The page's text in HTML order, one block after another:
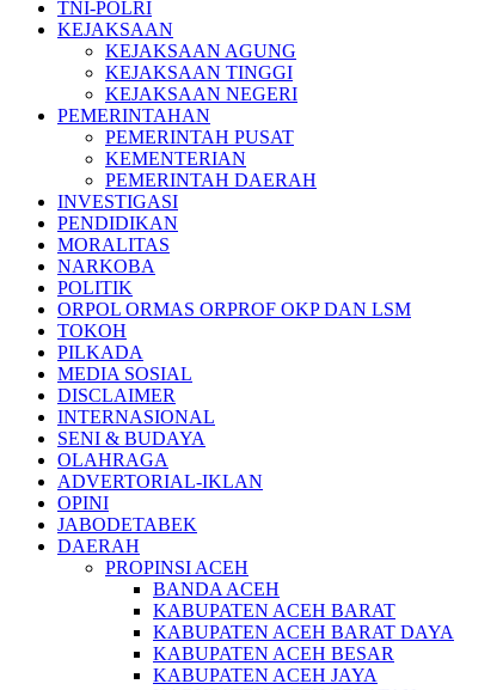
TNI-POLRI
KEJAKSAAN
KEJAKSAAN AGUNG
KEJAKSAAN TINGGI
KEJAKSAAN NEGERI
PEMERINTAHAN
PEMERINTAH PUSAT
KEMENTERIAN
PEMERINTAH DAERAH
INVESTIGASI
PENDIDIKAN
MORALITAS
NARKOBA
POLITIK
ORPOL ORMAS ORPROF OKP DAN LSM
TOKOH
PILKADA
MEDIA SOSIAL
DISCLAIMER
INTERNASIONAL
SENI & BUDAYA
OLAHRAGA
ADVERTORIAL-IKLAN
OPINI
JABODETABEK
DAERAH
PROPINSI ACEH
BANDA ACEH
KABUPATEN ACEH BARAT
KABUPATEN ACEH BARAT DAYA
KABUPATEN ACEH BESAR
KABUPATEN ACEH JAYA